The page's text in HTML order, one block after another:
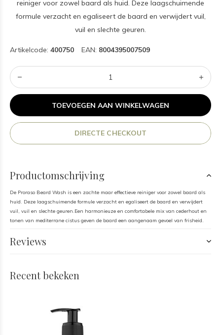
reiniger voor zowel baard als huid. Deze laagschuimende
formule verzacht en egaliseert de baard en verwijdert vuil,
vuil en slechte geuren.
Artikelcode: 400750 EAN: 8004395007509
TOEVOEGEN AAN WINKELWAGEN
DIRECTE CHECKOUT
Productomschrijving
De Proraso Beard Wash is een zachte maar effectieve reiniger voor zowel baard als
huid. Deze laagschuimende formule verzacht en egaliseert de baard en verwijdert
vuil, vuil en slechte geuren.Een harmonieuze en comfortabele mix van cederhout en
tonen van mediterrane cistus geven de baard een aangenaam gevoel van frisheid.
Reviews
Recent bekeken